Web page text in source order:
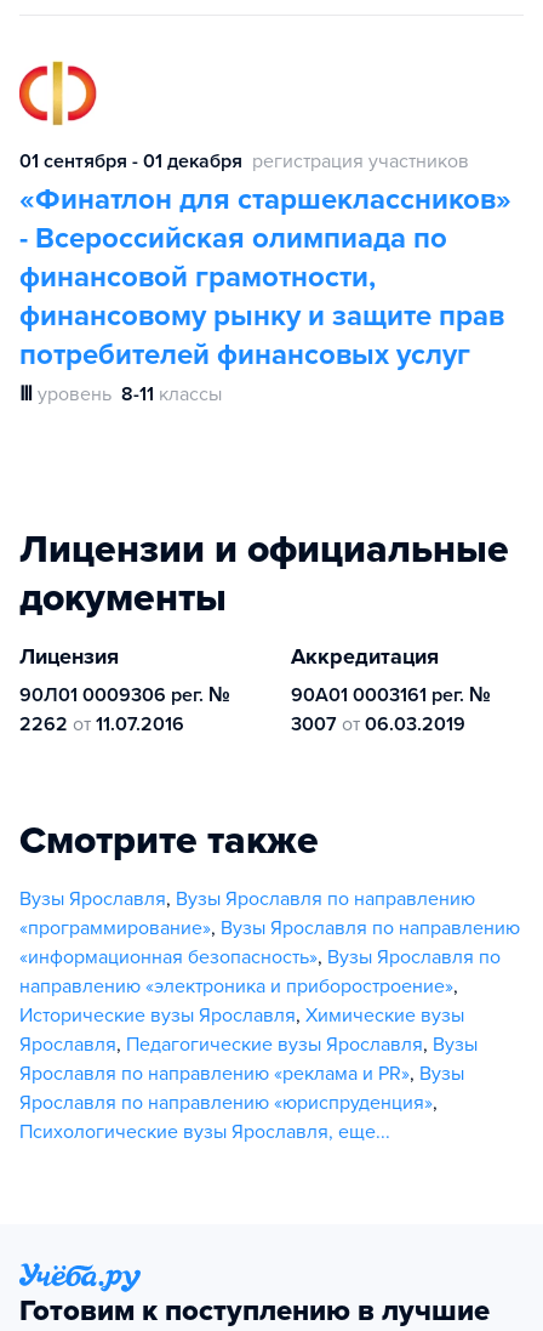
01 сентября - 01 декабря регистрация участников
«Финатлон ‎для старшеклассников»
- Всероссийская олимпиада ‎по
финансовой грамотности,
финансовому рынку ‎и защите прав
потребителей финансовых услуг
Ⅲ уровень 8-11 классы
Лицензии и официальные
документы
Лицензия
90Л01 0009306 рег. №
2262 от 11.07.2016
Аккредитация
90А01 0003161 рег. №
3007 от 06.03.2019
Смотрите также
Вузы Ярославля, Вузы Ярославля по направлению
«программирование», Вузы Ярославля по направлению
«информационная безопасность», Вузы Ярославля по
направлению «электроника и приборостроение»,
Исторические вузы Ярославля, Химические вузы
Ярославля, Педагогические вузы Ярославля, Вузы
Ярославля по направлению «реклама и PR», Вузы
Ярославля по направлению «юриспруденция»,
Психологические вузы Ярославля, еще...
Готовим к поступлению в лучшие